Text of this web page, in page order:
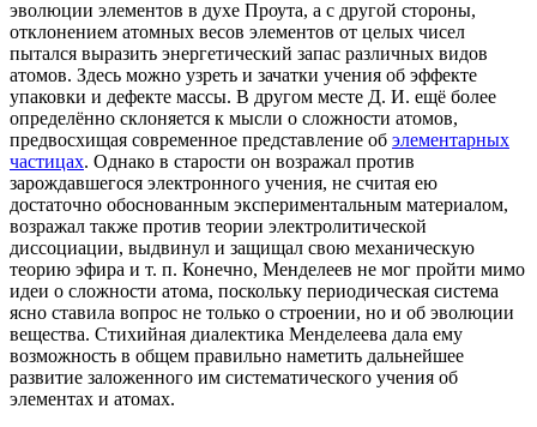
эволюции элементов в духе Проута, а с другой стороны,
отклонением атомных весов элементов от целых чисел
пытался выразить энергетический запас различных видов
атомов. Здесь можно узреть и зачатки учения об эффекте
упаковки и дефекте массы. В другом месте Д. И. ещё более
определённо склоняется к мысли о сложности атомов,
предвосхищая современное представление об элементарных
частицах. Однако в старости он возражал против
зарождавшегося электронного учения, не считая ею
достаточно обоснованным экспериментальным материалом,
возражал также против теории электролитической
диссоциации, выдвинул и защищал свою механическую
теорию эфира и т. п. Конечно, Менделеев не мог пройти мимо
идеи о сложности атома, поскольку периодическая система
ясно ставила вопрос не только о строении, но и об эволюции
вещества. Стихийная диалектика Менделеева дала ему
возможность в общем правильно наметить дальнейшее
развитие заложенного им систематического учения об
элементах и атомах.